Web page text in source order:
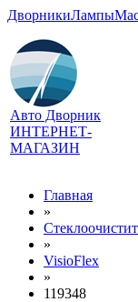
ДворникиЛампы
Авто Дворник
ИНТЕРНЕТ-
МАГАЗИН
Главная
»
»
VisioFlex
»
119348